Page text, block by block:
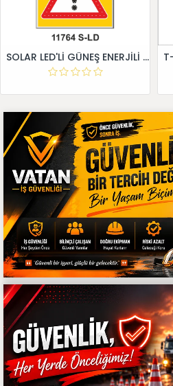
SOLAR LED'Lİ GÜNEŞ ENERJİLİ LEVHA